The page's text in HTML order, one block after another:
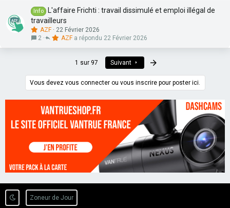
Info
L'affaire Frichti : travail dissimulé et emploi illégal de
travailleurs
AZF
22 Février 2026
2
22 Février 2026
AZF
1 sur 97 Suivant
Vous devez vous connecter ou vous inscrire pour poster ici.
Zoneur de Jour